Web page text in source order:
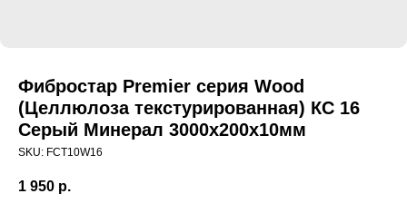
Фибростар Premier серия Wood
(Целлюлоза текстурированная) КС 16
Серый Минерал 3000х200х10мм
SKU: FCT10W16
1 950 р.